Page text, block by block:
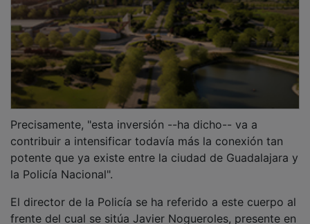
Precisamente, "esta inversión --ha dicho-- va a
contribuir a intensificar todavía más la conexión tan
potente que ya existe entre la ciudad de Guadalajara y
la Policía Nacional".
El director de la Policía se ha referido a este cuerpo al
frente del cual se sitúa Javier Nogueroles, presente en
el acto, como una "columna tremendamente